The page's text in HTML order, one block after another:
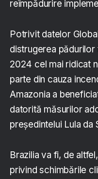
reîmpădurire
Potrivit datelor
distrugerea pădurilor
2024 cel mai ridicat
parte din cauza
Amazonia a
datorită măsurilor
președintelui Lula da
Brazilia va fi, de
privind schimbările